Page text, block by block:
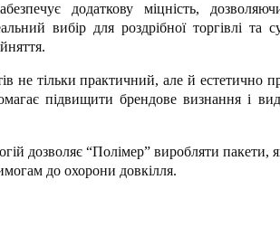
додаткову міцність,
вибір для роздрібної торгівлі та
не тільки практичний, але й естетично
підвищити брендове визнання і
дозволяє “Полімер” виробляти пакети,
до охорони довкілля.